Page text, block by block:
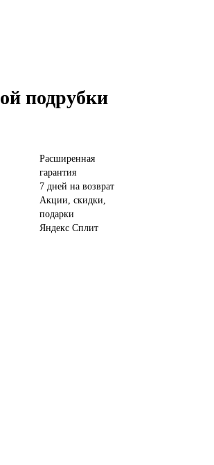
подрубки
Расширенная
гарантия
7 дней на возврат
Акции, скидки,
подарки
Яндекс Сплит